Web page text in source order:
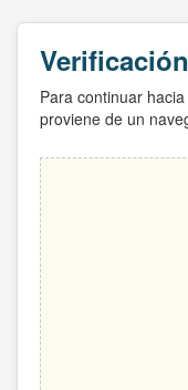
Para continuar
proviene de un